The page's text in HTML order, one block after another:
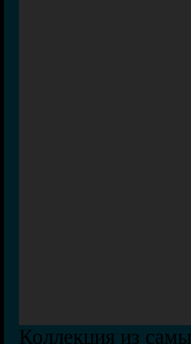
Коллекция из